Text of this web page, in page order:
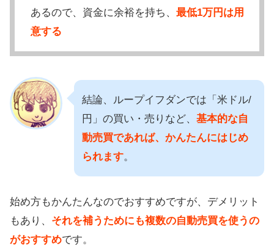
あるので、資金に余裕を持ち、 最低1万円は用
意する
結論、ループイフダンでは「米ドル/
円」の買い・売りなど、 基本的な自
動売買であれば、かんたんにはじめ
られます。
始め方もかんたんなのでおすすめですが、デメリット
もあり、 それを補うためにも複数の自動売買を使うの
がおすすめです。